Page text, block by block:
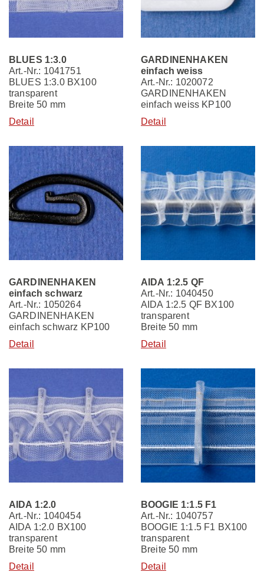
BLUES 1:3.0
Art.-Nr.: 1041751
BLUES 1:3.0 BX100
transparent
Breite 50 mm
Detail
GARDINENHAKEN
einfach weiss
Art.-Nr.: 1020072
GARDINENHAKEN
einfach weiss KP100
Detail
GARDINENHAKEN
einfach schwarz
Art.-Nr.: 1050264
GARDINENHAKEN
einfach schwarz KP100
Detail
AIDA 1:2.5 QF
Art.-Nr.: 1040450
AIDA 1:2.5 QF BX100
transparent
Breite 50 mm
Detail
AIDA 1:2.0
Art.-Nr.: 1040454
AIDA 1:2.0 BX100
transparent
Breite 50 mm
Detail
BOOGIE 1:1.5 F1
Art.-Nr.: 1040757
BOOGIE 1:1.5 F1 BX100
transparent
Breite 50 mm
Detail